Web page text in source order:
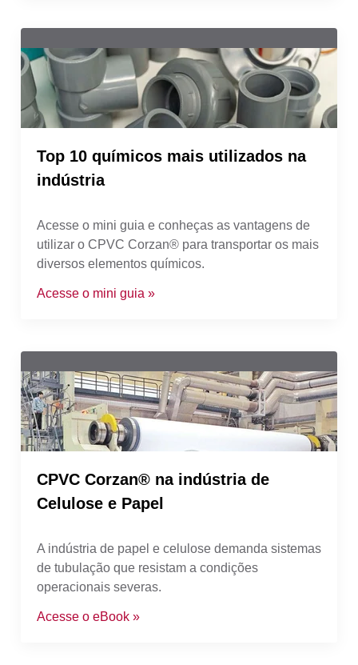
Top 10 químicos mais utilizados na
indústria
Acesse o mini guia e conheças as vantagens de
utilizar o CPVC Corzan® para transportar os mais
diversos elementos químicos.
Acesse o mini guia »
CPVC Corzan® na indústria de
Celulose e Papel
A indústria de papel e celulose demanda sistemas
de tubulação que resistam a condições
operacionais severas.
Acesse o eBook»